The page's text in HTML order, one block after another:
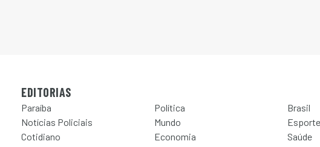
EDITORIAS
Paraíba Política
Brasil
Notícias Policiais
Mundo
Esporte
Cotidiano
Economia
Saúde